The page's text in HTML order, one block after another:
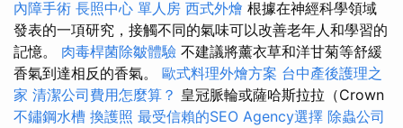
內障手術 長照中心 單人房 西式外燴 根據在神經科學領域
發表的一項研究，接觸不同的氣味可以改善老年人和學習的
記憶。 肉毒桿菌除皺體驗 不建議將薰衣草和洋甘菊等舒緩
香氣到達相反的香氣。 歐式料理外燴方案 台中產後護理之
家 清潔公司費用怎麼算？ 皇冠脈輪或薩哈斯拉拉（Crown
不鏽鋼水槽 換護照 最受信賴的SEO Agency選擇 除蟲公司